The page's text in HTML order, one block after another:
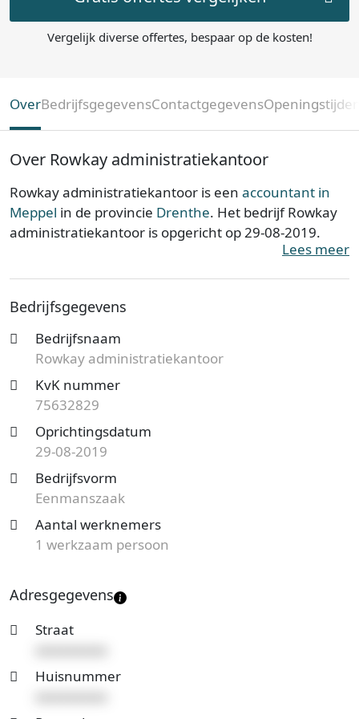
Vergelijk diverse offertes, bespaar op de kosten!
OverBedrijfsgegevensContactgegevens
Over Rowkay administratiekantoor
Rowkay administratiekantoor is een accountant in
Meppel in de provincie Drenthe. Het bedrijf Rowkay
administratiekantoor is opgericht op 29-08-2019.
bekend onder nummer 75632829. De
vestiging telt 1 werknemer. Onderstaand vind je
meer gegevens van dit bedrijf.
Op zoek naar een accountantskantoor uit Meppel en
benieuwd naar de prijzen en mogelijkheden?
nu je gratis offerteaanvraag
kosten!
Lees meer
Bedrijfsgegevens
Bedrijfsnaam
Rowkay administratiekantoor
KvK nummer
75632829
Oprichtingsdatum
29-08-2019
Bedrijfsvorm
Eenmanszaak
Aantal werknemers
1 werkzaam persoon
Adresgegevens
Straat
Huisnummer